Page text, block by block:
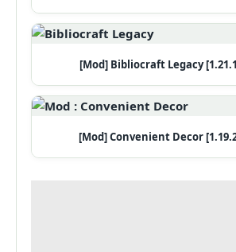
[Mod] Bibliocraft Legacy
[Mod] Convenient Decor